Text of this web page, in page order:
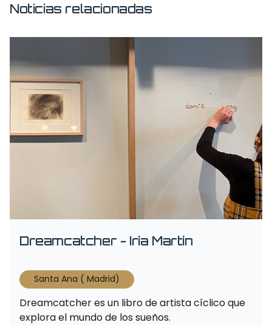
Noticias relacionadas
Dreamcatcher - Iría Martín
Santa Ana ( Madrid)
Dreamcatcher es un libro de artista cíclico que
explora el mundo de los sueños.